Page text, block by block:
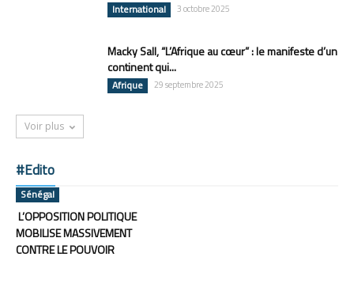
International 3 octobre 2025
Macky Sall, “L’Afrique au cœur” : le manifeste d’un
continent qui...
Afrique 29 septembre 2025
Voir plus
#Edito
Sénégal
L’OPPOSITION POLITIQUE
MOBILISE MASSIVEMENT
CONTRE LE POUVOIR